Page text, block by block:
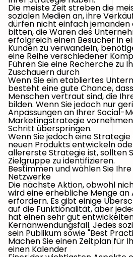
Die meiste Zeit streben die
sozialen Medien an, ihre
dürfen nicht einfach jemanden
bitten, die Waren des
erfolgreich einen Besucher in
Kunden zu verwandeln,
eine Reihe verschiedener
Führen Sie eine Recherche zu
Zuschauern durch
Wenn Sie ein etabliertes
besteht eine gute Chance,
Menschen vertraut sind, die
bilden. Wenn Sie jedoch nur
Anpassungen an Ihrer Social-
Marketingstrategie
Schritt überspringen.
Wenn Sie jedoch eine
neuen Produkts entwickeln
allererste Strategie ist, sollten
Zielgruppe zu identifizieren.
Bestimmen und wählen Sie
Netzwerke
Die nächste Aktion, obwohl
wird eine erhebliche Menge
erfordern. Es gibt einige
auf die Funktionalität, aber
hat einen sehr gut
Kernanwendungsfall. Jedes
sein Publikum sowie "Best
Machen Sie einen Zeitplan für
einen Kalender